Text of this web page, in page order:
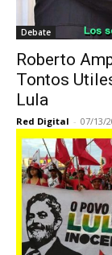
Debate
Roberto
Tontos
Lula
Red Digital - 07/13/